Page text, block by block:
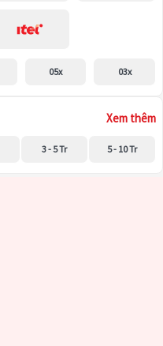
05x 03x
Xem thêm
3 - 5 Tr 5 - 10 Tr